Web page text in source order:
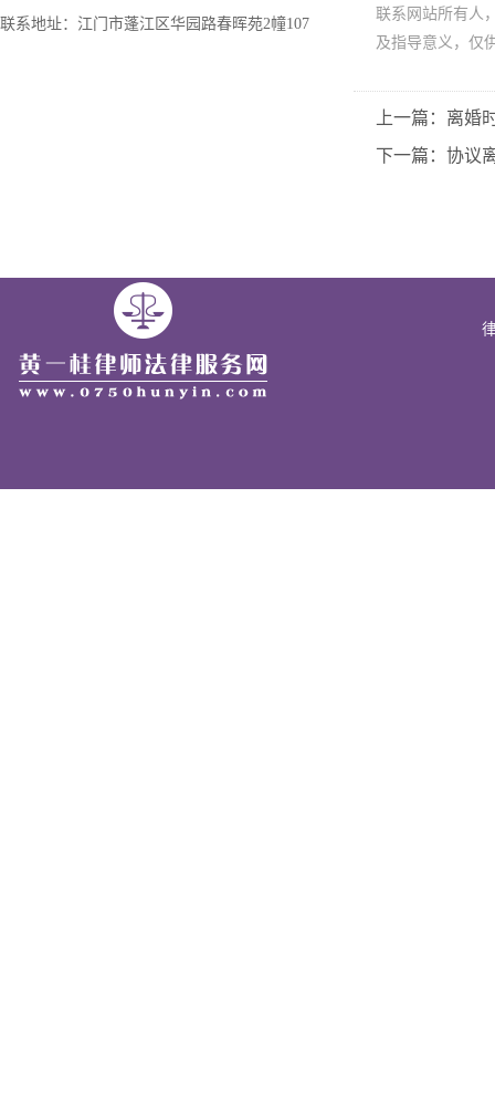
联系地址：江门市蓬江区华园路春晖苑2幢107
联系网站所有人
及指导意义，仅
上一篇：离婚
下一篇：协议